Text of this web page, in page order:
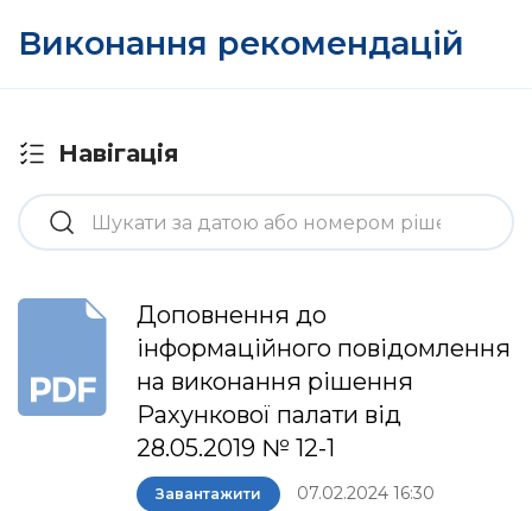
Виконання рекомендацій
Навігація
Доповнення до
інформаційного повідомлення
на виконання рішення
Рахункової палати від
28.05.2019 № 12-1
Завантажити 07.02.2024 16:30